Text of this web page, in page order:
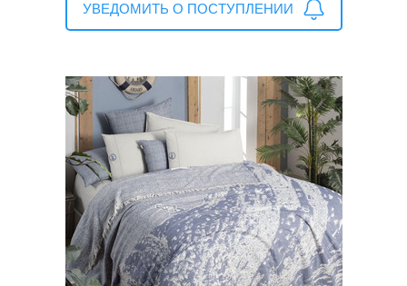
УВЕДОМИТЬ О ПОСТУПЛЕНИИ